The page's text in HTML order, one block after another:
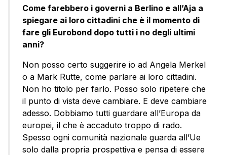
Come farebbero i governi a Berlino e all’Aja a
spiegare ai loro cittadini che è il momento di
fare gli Eurobond dopo tutti i no degli ultimi
anni?
Non posso certo suggerire io ad Angela Merkel
o a Mark Rutte, come parlare ai loro cittadini.
Non ho titolo per farlo. Posso solo ripetere che
il punto di vista deve cambiare. E deve cambiare
adesso. Dobbiamo tutti guardare all’Europa da
europei, il che è accaduto troppo di rado.
Spesso ogni comunità nazionale guarda all’Ue
solo dalla propria prospettiva e pensa di essere